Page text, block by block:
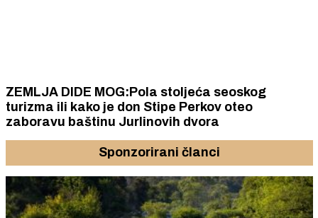
ZEMLJA DIDE MOG:Pola stoljeća seoskog
turizma ili kako je don Stipe Perkov oteo
zaboravu baštinu Jurlinovih dvora
Sponzorirani članci